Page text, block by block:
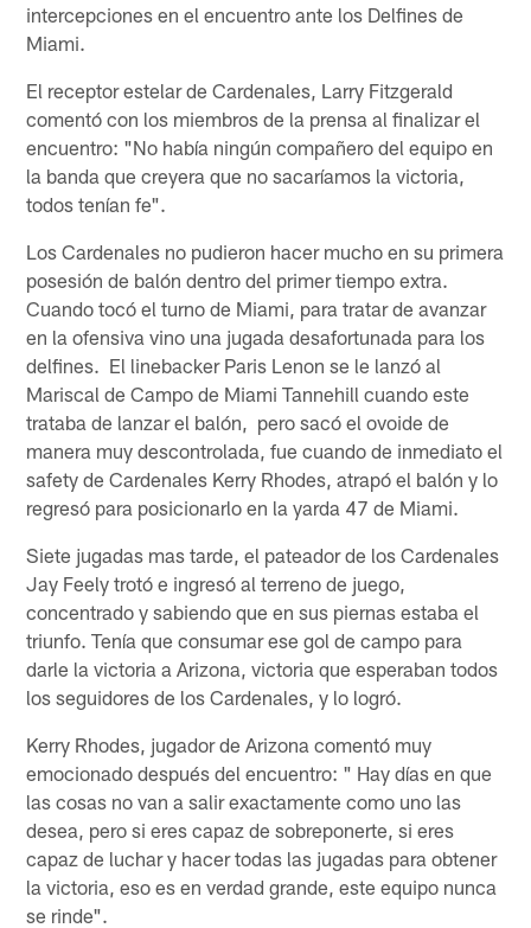
intercepciones en el encuentro ante los Delfines de
Miami.
El receptor estelar de Cardenales, Larry Fitzgerald
comentó con los miembros de la prensa al finalizar el
encuentro: "No había ningún compañero del equipo en
la banda que creyera que no sacaríamos la victoria,
todos tenían fe".
Los Cardenales no pudieron hacer mucho en su primera
posesión de balón dentro del primer tiempo extra.
Cuando tocó el turno de Miami, para tratar de avanzar
en la ofensiva vino una jugada desafortunada para los
delfines. El linebacker Paris Lenon se le lanzó al
Mariscal de Campo de Miami Tannehill cuando este
trataba de lanzar el balón, pero sacó el ovoide de
manera muy descontrolada, fue cuando de inmediato el
safety de Cardenales Kerry Rhodes, atrapó el balón y lo
regresó para posicionarlo en la yarda 47 de Miami.
Siete jugadas mas tarde, el pateador de los Cardenales
Jay Feely trotó e ingresó al terreno de juego,
concentrado y sabiendo que en sus piernas estaba el
triunfo. Tenía que consumar ese gol de campo para
darle la victoria a Arizona, victoria que esperaban todos
los seguidores de los Cardenales, y lo logró.
Kerry Rhodes, jugador de Arizona comentó muy
emocionado después del encuentro: " Hay días en que
las cosas no van a salir exactamente como uno las
desea, pero si eres capaz de sobreponerte, si eres
capaz de luchar y hacer todas las jugadas para obtener
la victoria, eso es en verdad grande, este equipo nunca
se rinde".